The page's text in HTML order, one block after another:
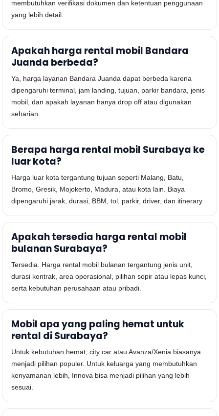
membutuhkan verifikasi dokumen dan ketentuan penggunaan
yang lebih detail.
Apakah harga rental mobil Bandara
Juanda berbeda?
Ya, harga layanan Bandara Juanda dapat berbeda karena
dipengaruhi terminal, jam landing, tujuan, parkir bandara, jenis
mobil, dan apakah layanan hanya drop off atau digunakan
seharian.
Berapa harga rental mobil Surabaya ke
luar kota?
Harga luar kota tergantung tujuan seperti Malang, Batu,
Bromo, Gresik, Mojokerto, Madura, atau kota lain. Biaya
dipengaruhi jarak, durasi, BBM, tol, parkir, driver, dan itinerary.
Apakah tersedia harga rental mobil
bulanan Surabaya?
Tersedia. Harga rental mobil bulanan tergantung jenis unit,
durasi kontrak, area operasional, pilihan sopir atau lepas kunci,
serta kebutuhan perusahaan atau pribadi.
Mobil apa yang paling hemat untuk
rental di Surabaya?
Untuk kebutuhan hemat, city car atau Avanza/Xenia biasanya
menjadi pilihan populer. Untuk keluarga yang membutuhkan
kenyamanan lebih, Innova bisa menjadi pilihan yang lebih
sesuai.